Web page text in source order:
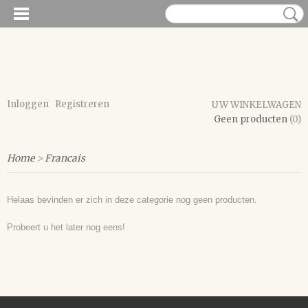
Inloggen Registreren
UW WINKELWAGEN
Geen producten (0)
Home>Francais
Helaas bevinden er zich in deze categorie nog geen producten.
Probeert u het later nog eens!